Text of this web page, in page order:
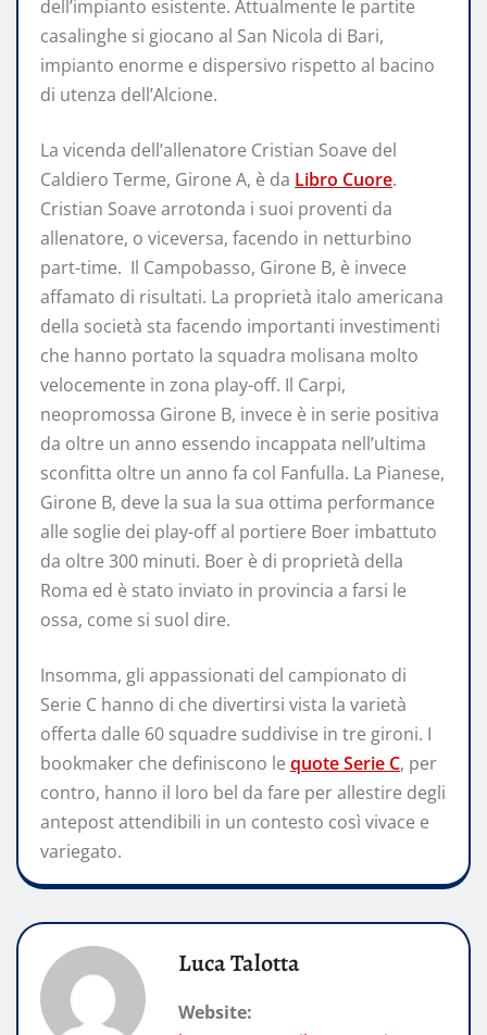
dell’impianto esistente. Attualmente le partite
casalinghe si giocano al San Nicola di Bari,
impianto enorme e dispersivo rispetto al bacino
di utenza dell’Alcione.
La vicenda dell’allenatore Cristian Soave del
Caldiero Terme, Girone A, è da Libro Cuore.
Cristian Soave arrotonda i suoi proventi da
allenatore, o viceversa, facendo in netturbino
part-time. Il Campobasso, Girone B, è invece
affamato di risultati. La proprietà italo americana
della società sta facendo importanti investimenti
che hanno portato la squadra molisana molto
velocemente in zona play-off. Il Carpi,
neopromossa Girone B, invece è in serie positiva
da oltre un anno essendo incappata nell’ultima
sconfitta oltre un anno fa col Fanfulla. La Pianese,
Girone B, deve la sua la sua ottima performance
alle soglie dei play-off al portiere Boer imbattuto
da oltre 300 minuti. Boer è di proprietà della
Roma ed è stato inviato in provincia a farsi le
ossa, come si suol dire.
Insomma, gli appassionati del campionato di
Serie C hanno di che divertirsi vista la varietà
offerta dalle 60 squadre suddivise in tre gironi. I
bookmaker che definiscono le quote Serie C, per
contro, hanno il loro bel da fare per allestire degli
antepost attendibili in un contesto così vivace e
variegato.
Luca Talotta
Website: